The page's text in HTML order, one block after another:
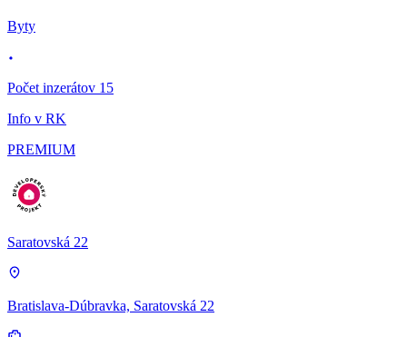
Byty
Počet inzerátov 15
Info v RK
PREMIUM
Saratovská 22
Bratislava-Dúbravka, Saratovská 22